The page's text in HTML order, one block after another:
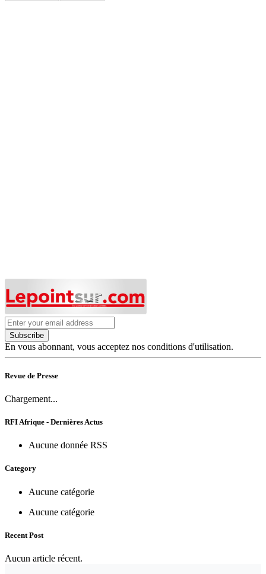
Subscribe
En vous abonnant, vous acceptez nos conditions d'utilisation.
Revue de Presse
Chargement...
RFI Afrique - Dernières Actus
Aucune donnée RSS
Category
Aucune catégorie
Aucune catégorie
Recent Post
Aucun article récent.